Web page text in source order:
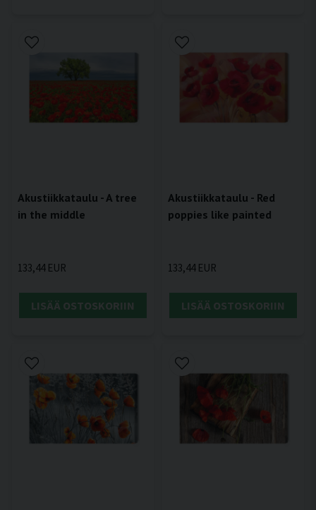
Akustiikkataulu - A tree
in the middle
133,44 EUR
LISÄÄ OSTOSKORIIN
Akustiikkataulu - Red
poppies like painted
133,44 EUR
LISÄÄ OSTOSKORIIN